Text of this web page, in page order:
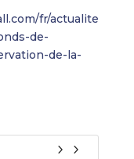
fr/actualite
de-
de-la-